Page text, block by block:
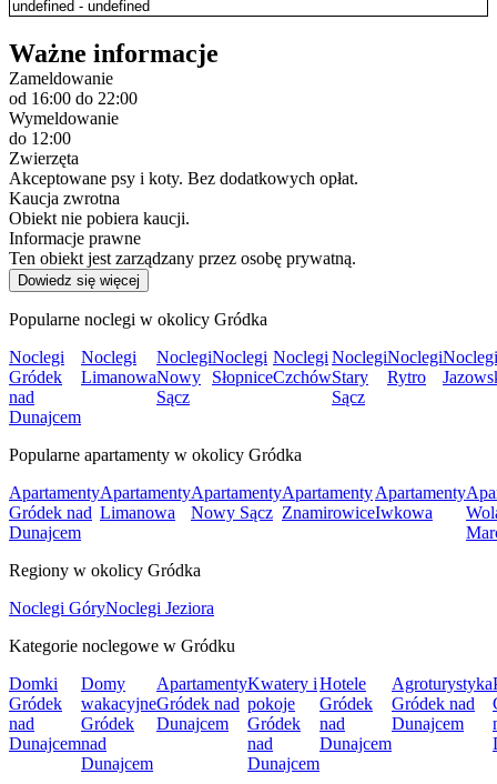
Ważne informacje
Zameldowanie
od 16:00 do 22:00
Wymeldowanie
do 12:00
Zwierzęta
Akceptowane psy i koty. Bez dodatkowych opłat.
Kaucja zwrotna
Obiekt nie pobiera kaucji.
Informacje prawne
Ten obiekt jest zarządzany przez osobę prywatną.
Dowiedz się więcej
Popularne noclegi w okolicy Gródka
Noclegi
Gródek
nad
Dunajcem
Noclegi
Limanowa
Noclegi
Nowy
Sącz
Noclegi
Słopnice
Noclegi
Czchów
Noclegi
Stary
Sącz
Noclegi
Rytro
Noclegi
Popularne apartamenty w okolicy Gródka
Apartamenty
Gródek nad
Dunajcem
Apartamenty
Limanowa
Apartamenty
Nowy Sącz
Apartamenty
Znamirowice
Apartamenty
Iwkowa
Regiony w okolicy Gródka
Noclegi GóryNoclegi Jeziora
Kategorie noclegowe w Gródku
Domki
Gródek
nad
Dunajcem
Domy
wakacyjne
Gródek
nad
Dunajcem
Apartamenty
Gródek nad
Dunajcem
Kwatery i
pokoje
Gródek
nad
Dunajcem
Hotele
Gródek
nad
Dunajcem
Agroturystyka
Gródek nad
Dunajcem